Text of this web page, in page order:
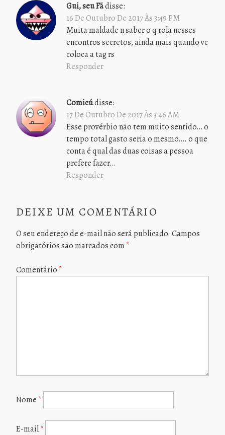
Gui, seu Fãdisse:
16 De Outubro De 2017 Às 3:49 PM
Muita maldade n saber o q rola nesses
encontros secretos, ainda mais quando vc
coloca a tag rs
Responder
Comicúdisse:
17 De Outubro De 2017 Às 3:46 AM
Esse provérbio não tem muito sentido… o
tempo total gasto seria o mesmo…. o que
conta é qual das duas coisas a pessoa
prefere fazer…
Responder
DEIXE UM COMENTÁRIO
O seu endereço de e-mail não será publicado. Campos
obrigatórios são marcados com *
Comentário *
Nome *
E-mail*